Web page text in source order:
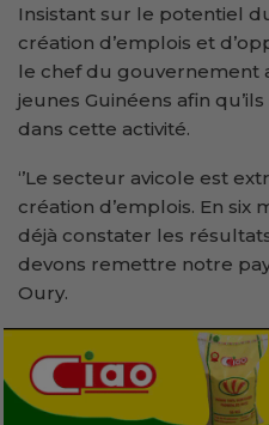
Insistant sur le potentiel
création d’emplois et
le chef du gouvernement
jeunes Guinéens afin
dans cette activité.
‘’Le secteur avicole est
création d’emplois. En six
déjà constater les
devons remettre notre
Oury.